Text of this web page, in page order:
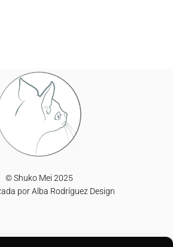
© Shuko Mei 2025
porAlba Rodríguez Design